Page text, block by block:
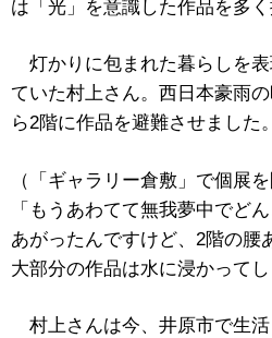
は「光」を意識した作品を多く
灯かりに包まれた暮らしを
ていた村上さん。西日本豪雨
ら2階に作品を避難させました。
（「ギャラリー倉敷」で個展
「もうあわてて無我夢中でど
あがったんですけど、2階の腰
大部分の作品は水に浸かってし
村上さんは今、井原市で生